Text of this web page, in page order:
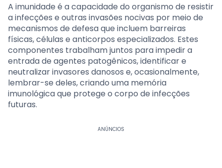
A imunidade é a capacidade do organismo de resistir
a infecções e outras invasões nocivas por meio de
mecanismos de defesa que incluem barreiras
físicas, células e anticorpos especializados. Estes
componentes trabalham juntos para impedir a
entrada de agentes patogênicos, identificar e
neutralizar invasores danosos e, ocasionalmente,
lembrar-se deles, criando uma memória
imunológica que protege o corpo de infecções
futuras.
ANÚNCIOS